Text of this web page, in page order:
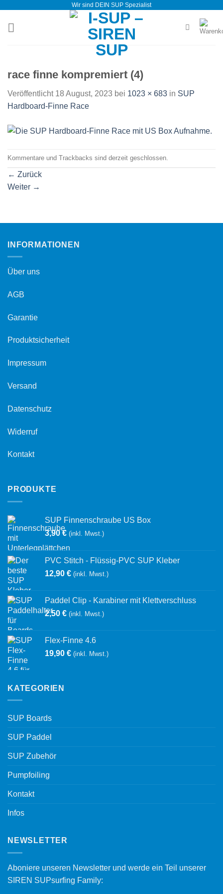
springen
Wir sind DEIN SUP Spezialist
race finne kompremiert (4)
Veröffentlicht 18 August, 2023 bei 1023 × 683 in SUP
Hardboard-Finne Race
Kommentare und Trackbacks sind derzeit geschlossen.
← Zurück
Weiter →
INFORMATIONEN
Über uns
AGB
Garantie
Produktsicherheit
Impressum
Versand
Datenschutz
Widerruf
Kontakt
PRODUKTE
SUP Finnenschraube US Box
3,90€ (inkl. Mwst.)
PVC Stitch - Flüssig-PVC SUP Kleber
12,90 € (inkl. Mwst.)
Paddel Clip - Karabiner mit Klettverschluss
2,50 € (inkl. Mwst.)
Flex-Finne 4.6
19,90 € (inkl. Mwst.)
KATEGORIEN
SUP Boards
SUP Paddel
SUP Zubehör
Pumpfoiling
Kontakt
Infos
NEWSLETTER
Aboniere unseren Newsletter und werde ein Teil unserer
SIREN SUPsurfing Family: